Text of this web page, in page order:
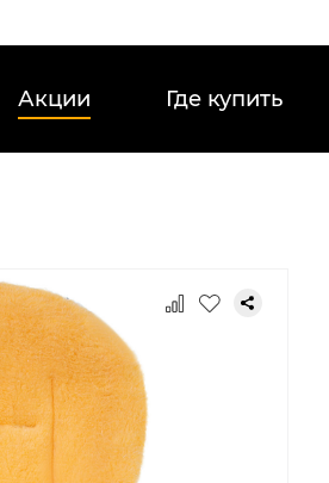
Акции Где купить